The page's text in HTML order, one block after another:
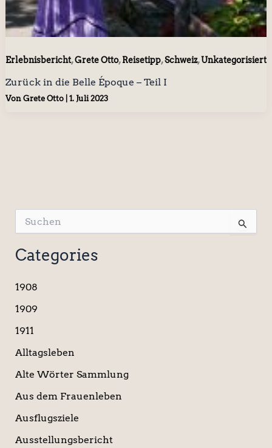
Erlebnisbericht,Grete Otto,Reisetipp,Schweiz,Unkategorisiert
Zurück in die Belle Époque – Teil I
Von Grete Otto 1. Juli 2023
u
c
h
n
a
h
Categories
1908
1909
1911
Alltagsleben
Alte Wörter Sammlung
Aus dem Frauenleben
Ausflugsziele
Ausstellungsbericht